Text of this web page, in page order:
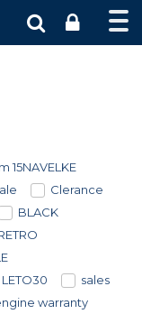
15NAVELKE
Clerance
BLACK
LETO30
sales
warranty